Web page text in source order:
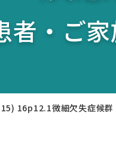
者・ご
15) 16p12.1微細欠失症候群